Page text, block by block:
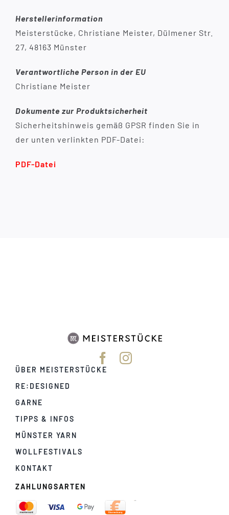
Herstellerinformation
Meisterstücke, Christiane Meister, Dülmener Str.
27, 48163 Münster
Verantwortliche Person in der EU
Christiane Meister
Dokumente zur Produktsicherheit
Sicherheitshinweis gemäß GPSR finden Sie in
der unten verlinkten PDF-Datei:
PDF-Datei
ÜBER MEISTERSTÜCKE
RE:DESIGNED
GARNE
TIPPS & INFOS
MÜNSTER YARN
WOLLFESTIVALS
KONTAKT
ZAHLUNGSARTEN